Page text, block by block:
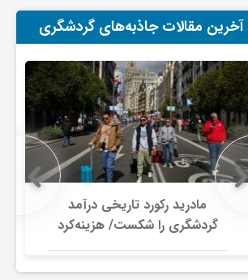
آخرین مقالات جاذبه‌های گردشگری
مادرید رکورد تاریخی درآمد
گردشگری را شکست/ هزینه‌کرد
گردشگران خارجی از ۱۰ میلیارد